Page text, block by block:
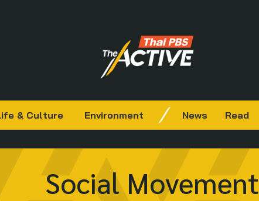
& Culture Environment News Read
Social Movement